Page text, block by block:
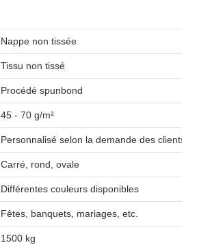
Nappe non tissée
Tissu non tissé
Procédé spunbond
45 - 70 g/m²
Personnalisé selon la demande des clients
Carré, rond, ovale
Différentes couleurs disponibles
Fêtes, banquets, mariages, etc.
1500 kg